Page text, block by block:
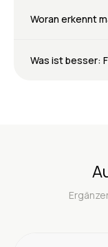
Woran erkennt
Was ist besser: